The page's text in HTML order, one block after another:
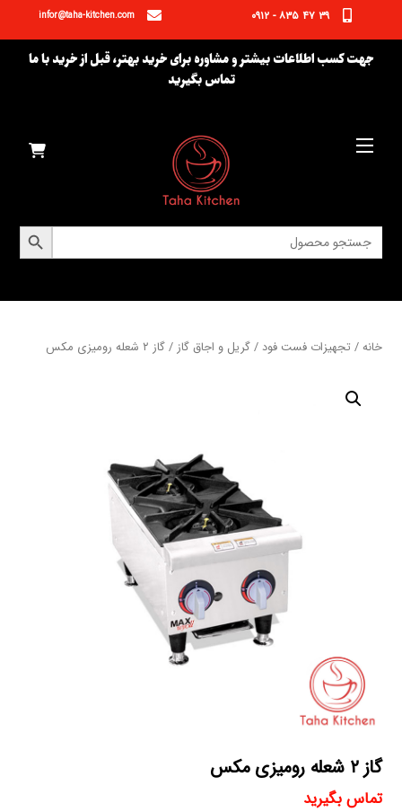
۳۹ ۴۷ ۸۳۵ - ۰۹۱۲ infor@taha-kitchen.com
جهت کسب اطلاعات بیشتر و مشاوره برای خرید بهتر، قبل از خرید با ما
تماس بگیرید
Menu
جستجو
برای:
دکمه جستجو
خانه / تجهیزات فست فود /گریل و اجاق گاز / گاز ۲ شعله رومیزی مکس
گاز ۲ شعله رومیزی مکس
تماس بگیرید